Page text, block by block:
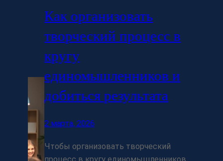
Как организовать
творческий процесс в
кругу
единомышленников и
добиться результата
2 марта, 2026
Чтобы организовать творческий